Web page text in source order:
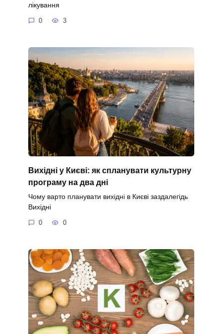
лікування
0 3
Вихідні у Києві: як спланувати культурну
програму на два дні
Чому варто планувати вихідні в Києві заздалегідь
Вихідні
0 0